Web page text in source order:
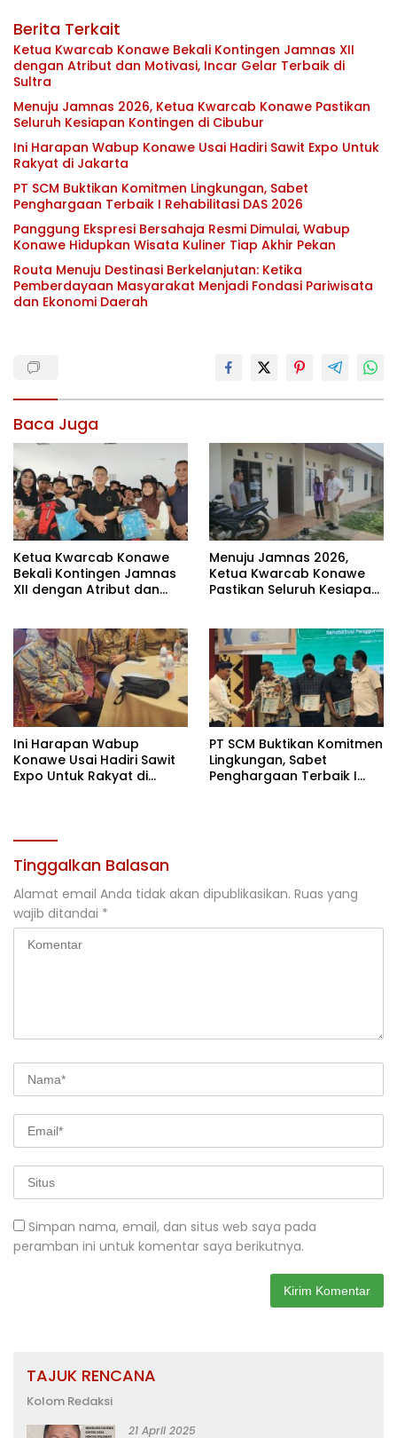
Berita Terkait
Ketua Kwarcab Konawe Bekali Kontingen Jamnas XII
dengan Atribut dan Motivasi, Incar Gelar Terbaik di
Sultra
Menuju Jamnas 2026, Ketua Kwarcab Konawe Pastikan
Seluruh Kesiapan Kontingen di Cibubur
Ini Harapan Wabup Konawe Usai Hadiri Sawit Expo Untuk
Rakyat di Jakarta
PT SCM Buktikan Komitmen Lingkungan, Sabet
Penghargaan Terbaik I Rehabilitasi DAS 2026
Panggung Ekspresi Bersahaja Resmi Dimulai, Wabup
Konawe Hidupkan Wisata Kuliner Tiap Akhir Pekan
Routa Menuju Destinasi Berkelanjutan: Ketika
Pemberdayaan Masyarakat Menjadi Fondasi Pariwisata
dan Ekonomi Daerah
Baca Juga
Ketua Kwarcab Konawe
Bekali Kontingen Jamnas
XII dengan Atribut dan
Menuju Jamnas 2026,
Ketua Kwarcab Konawe
Pastikan Seluruh Kesiapan
Ini Harapan Wabup
Konawe Usai Hadiri Sawit
Expo Untuk Rakyat di
PT SCM Buktikan Komitmen
Lingkungan, Sabet
Penghargaan Terbaik I
Tinggalkan Balasan
Alamat email Anda tidak akan dipublikasikan. Ruas yang
wajib ditandai *
Simpan nama, email, dan situs web saya pada
peramban ini untuk komentar saya berikutnya.
TAJUK RENCANA
Kolom Redaksi
21 April 2025